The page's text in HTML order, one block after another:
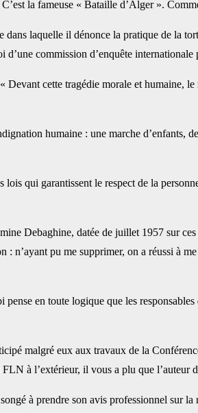
la fameuse « Bataille d’Alger ».
laquelle il dénonce la pratique de la
commission d’enquête
cette tragédie morale et humaine,
humaine : une marche d’enfants,
lois qui garantissent le respect de la
Debaghine, datée de juillet 1957 sur
n’ayant pu me supprimer, on a réussi à
en toute logique que les
malgré eux aux travaux de la
à l’extérieur, il vous a plu que l’auteur
à prendre son avis professionnel sur